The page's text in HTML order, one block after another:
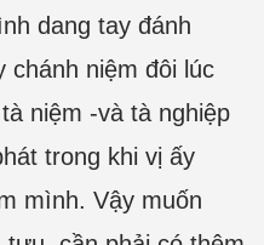
dang tay đánh
niệm đôi lúc
niệm -và tà nghiệp
trong khi vị ấy
mình. Vậy muốn